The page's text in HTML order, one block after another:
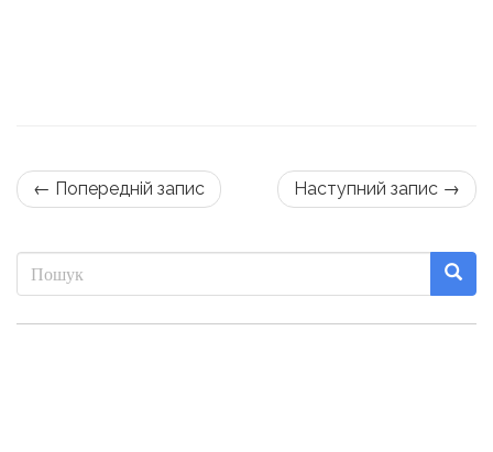
← Попередній запис Наступний запис →